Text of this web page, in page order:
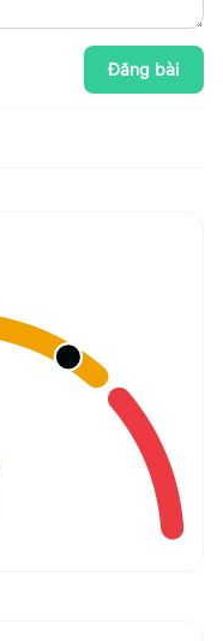
Đăng bài